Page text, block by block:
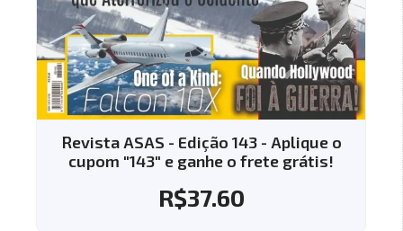
Revista ASAS - Edição 143 - Aplique o
cupom "143" e ganhe o frete grátis!
R$37.60